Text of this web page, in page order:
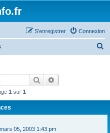
Connexion
S’enregistrer
Rechercher
1 sur 1
05, 2003 1:43 pm